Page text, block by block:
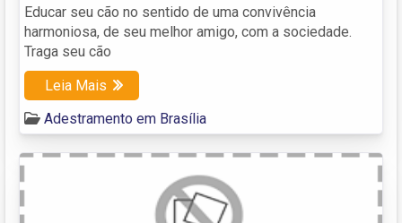
Educar seu cão no sentido de uma convivência
harmoniosa, de seu melhor amigo, com a sociedade.
Traga seu cão
Leia Mais
Adestramento em Brasília